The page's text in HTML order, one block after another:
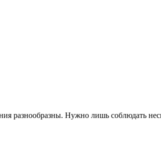
разнообразны. Нужно лишь соблюдать